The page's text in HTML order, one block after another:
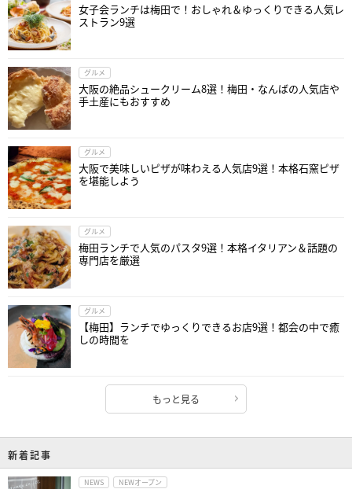
女子会ランチは梅田で！おしゃれ＆ゆっくりできる人気レ
ストラン9選
グルメ
大阪の絶品シュークリーム8選！梅田・なんばの人気店や
手土産にもおすすめ
グルメ
大阪で美味しいピザが味わえる人気店9選！本格石窯ピザ
を堪能しよう
グルメ
梅田ランチで人気のパスタ9選！本格イタリアン＆話題の
専門店を厳選
グルメ
【梅田】ランチでゆっくりできるお店9選！都会の中で癒
しの時間を
もっと見る
新着記事
NEWS NEWオープン